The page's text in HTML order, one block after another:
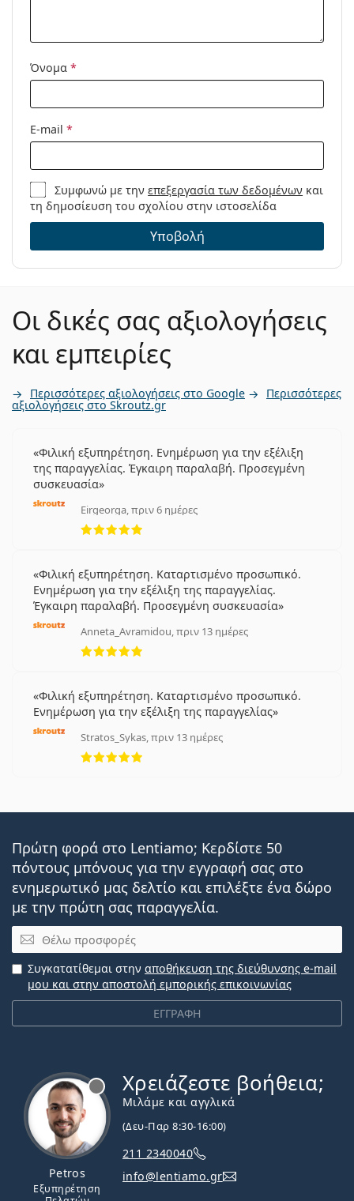
Μοντέλο:
Όνομα *
E-mail *
Συμφωνώ με τηνεπεξεργασία των δεδομένων και
τη δημοσίευση του σχολίου στην ιστοσελίδα
Υποβολή
Οι δικές σας αξιολογήσεις
και εμπειρίες
Περισσότερες αξιολογήσεις στο Google Περισσότερες
αξιολογήσεις στο Skroutz.gr
Φιλική εξυπηρέτηση. Ενημέρωση για την εξέλιξη
της παραγγελίας. Έγκαιρη παραλαβή. Προσεγμένη
συσκευασία
Eirgeorga, πριν 6 ημέρες
5 αξιολογήσεις από 5
Φιλική εξυπηρέτηση. Καταρτισμένο προσωπικό.
Ενημέρωση για την εξέλιξη της παραγγελίας.
Έγκαιρη παραλαβή. Προσεγμένη συσκευασία
Anneta_Avramidou, πριν 13 ημέρες
5 αξιολογήσεις από 5
Φιλική εξυπηρέτηση. Καταρτισμένο προσωπικό.
Ενημέρωση για την εξέλιξη της παραγγελίας
Stratos_Sykas, πριν 13 ημέρες
5 αξιολογήσεις από 5
Πρώτη φορά στο Lentiamo; Κερδίστε 50
πόντους μπόνους για την εγγραφή σας στο
ενημερωτικό μας δελτίο και επιλέξτε ένα δώρο
με την πρώτη σας παραγγελία.
Email
ΕΓΓΡΑΦΗ
Συγκατατίθεμαι στην αποθήκευση της διεύθυνσης e-mail
μου και στην αποστολή εμπορικής επικοινωνίας
Petros
Εξυπηρέτηση
Χρειάζεστε βοήθεια;
Μιλάμε και αγγλικά
(Δευ-Παρ 8:30-16:00)
211 2340040
info@lentiamo.gr